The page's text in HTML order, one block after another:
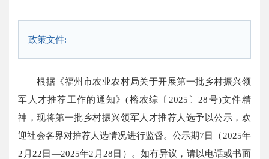
政策文件:
根据《福州市农业农村局关于开展第一批乡村振兴领
军人才推荐工作的通知》(榕农综〔2025〕28号)文件精
神，现将第一批乡村振兴领军人才推荐人选予以公示，欢
迎社会各界对推荐人选情况进行监督。公示期7日（2025年
2月22日—2025年2月28日）。如有异议，请以电话或书面